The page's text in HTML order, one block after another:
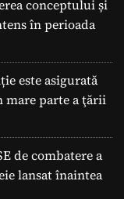
conceptului și
în perioada
este asigurată
mare parte a ţării
de combatere a
lansat înaintea